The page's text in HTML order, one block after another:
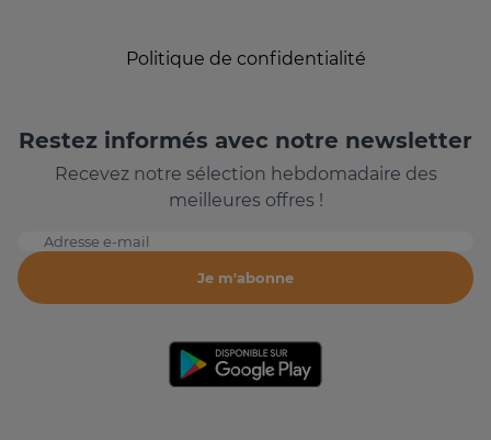
Politique de confidentialité
Restez informés avec notre newsletter
Recevez notre sélection hebdomadaire des
meilleures offres !
Adresse e-mail
Je m'abonne